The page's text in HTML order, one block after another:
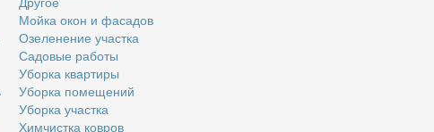
Мой­ка окон и фа­са­дов
Озе­ле­не­ние участ­ка
Са­до­вые ра­бо­ты
Убор­ка квар­ти­ры
Убор­ка по­ме­ще­ний
Убор­ка участ­ка
Хим­чист­ка ков­ров